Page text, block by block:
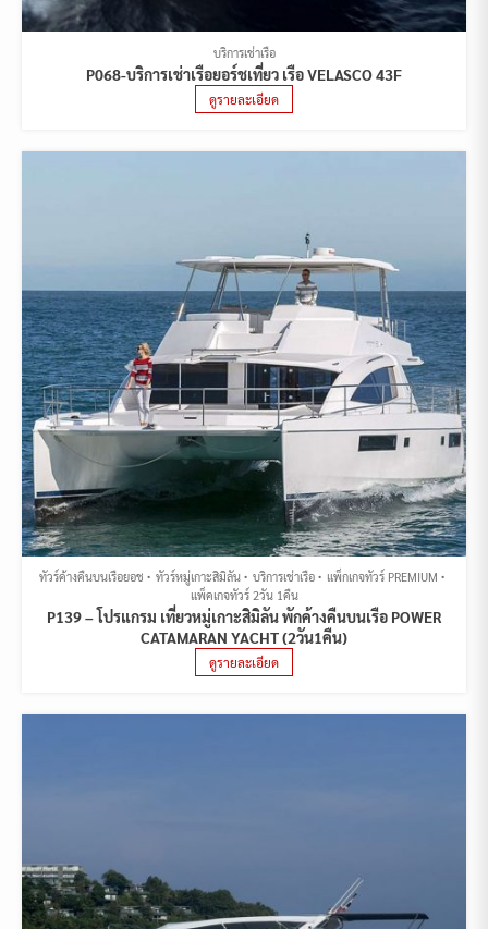
บริการเช่าเรือ
P068-บริการเช่าเรือยอร์ชเที่ยว เรือ VELASCO 43F
ดูรายละเอียด
ทัวร์ค้างคืนบนเรือยอช ทัวร์หมู่เกาะสิมิลัน บริการเช่าเรือ
แพ็กเกจทัวร์ PREMIUM
แพ็คเกจทัวร์ 2วัน 1คืน
P139 – โปรแกรม เที่ยวหมู่เกาะสิมิลัน พักค้างคืนบนเรือ POWER
CATAMARAN YACHT (2วัน1คืน)
ดูรายละเอียด